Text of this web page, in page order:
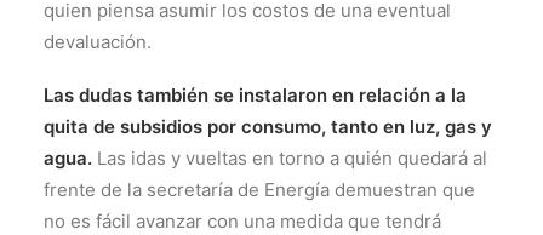
quien piensa asumir los costos de una eventual
devaluación.
Las dudas también se instalaron en relación a la
quita de subsidios por consumo, tanto en luz, gas y
agua. Las idas y vueltas en torno a quién quedará al
frente de la secretaría de Energía demuestran que
no es fácil avanzar con una medida que tendrá